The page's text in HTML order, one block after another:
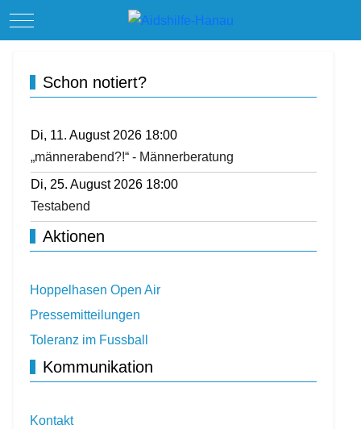
Mobile Menu Toggle
Schon notiert?
Di, 11. August 2026 18:00
„männerabend?!“ - Männerberatung
Di, 25. August 2026 18:00
Testabend
Aktionen
Hoppelhasen Open Air
Pressemitteilungen
Toleranz im Fussball
Kommunikation
Kontakt